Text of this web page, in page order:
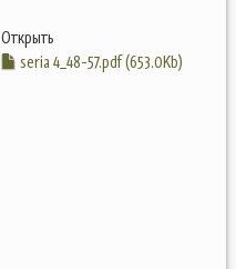
Открыть
seria 4_48-57.pdf (653.0Kb)